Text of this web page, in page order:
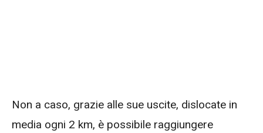
Non a caso, grazie alle sue uscite, dislocate in
media ogni 2 km, è possibile raggiungere